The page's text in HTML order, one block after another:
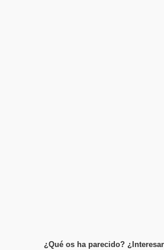
¿Qué os ha parecido?